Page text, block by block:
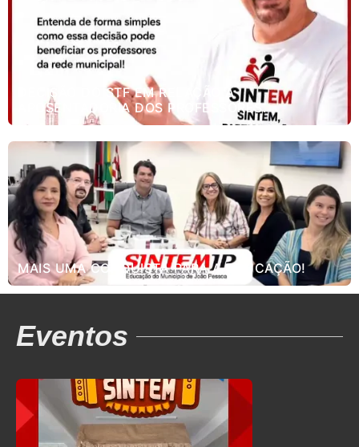
DECISÃO DO STF EM RELAÇÃO A
APOSENTADORIA DOS PROFESSORES.
MAIS UMA CONQUISTA PARA A EDUCAÇÃO!
Eventos